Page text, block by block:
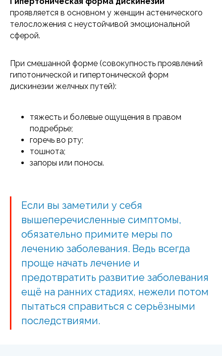
проявляется в основном у женщин астенического
телосложения с неустойчивой эмоциональной
сферой.
При смешанной форме (совокупность проявлений
гипотонической и гипертонической форм
дискинезии желчных путей):
тяжесть и болевые ощущения в правом
подребрье;
горечь во рту;
тошнота;
запоры или поносы.
Если вы заметили у себя
вышеперечисленные симптомы,
обязательно примите меры по
лечению заболевания. Ведь всегда
проще начать лечение и
предотвратить развитие заболевания
ещё на ранних стадиях, нежели потом
пытаться справиться с серьёзными
последствиями.